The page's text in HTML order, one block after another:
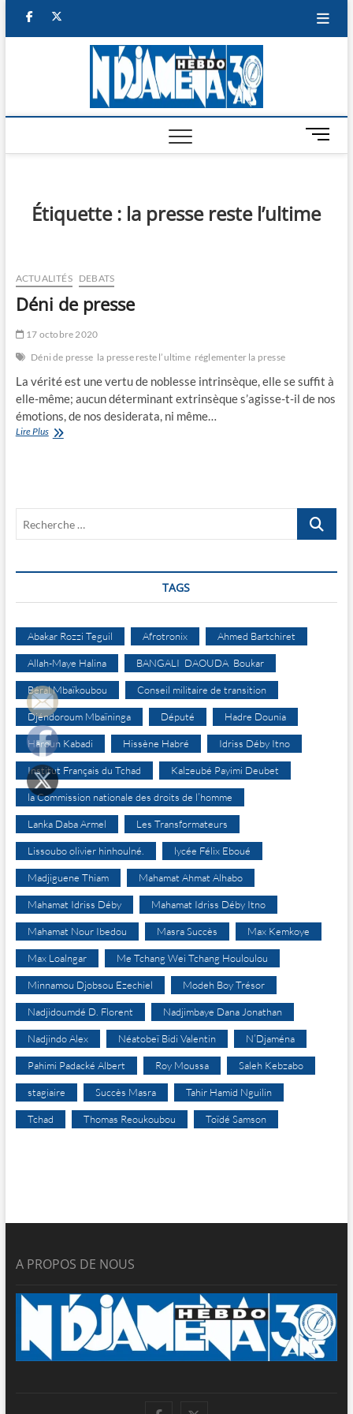
facebook
M
e
u
Étiquette : la presse reste l’ultime
ACTUALITÉS DEBATS
Déni de presse
17 octobre 2020
Déni de presse la presse reste l’ultime réglementer la presse
La vérité est une vertu de noblesse intrinsèque, elle se suffit à
elle-même; aucun déterminant extrinsèque s’agisse-t-il de nos
émotions, de nos desiderata, ni même…
Lire PlusDéni
Recherche
TAGS
Abakar Rozzi Teguil Afrotronix Ahmed Bartchiret
Allah-Maye Halina BANGALI DAOUDA Boukar
Béral Mbaïkoubou Conseil militaire de transition
Djéndoroum Mbaïninga Député Hadre Dounia
Haroun Kabadi Hissène Habré Idriss Déby Itno
Institut Français du Tchad Kalzeubé Payimi Deubet
la Commission nationale des droits de l’homme
Lanka Daba Armel Les Transformateurs
Lissoubo olivier hinhoulné. lycée Félix Eboué
Madjiguene Thiam Mahamat Ahmat Alhabo
Mahamat Idriss Déby Mahamat Idriss Déby Itno
Mahamat Nour Ibedou Masra Succès Max Kemkoye
Max Loalngar Me Tchang Wei Tchang Houloulou
Minnamou Djobsou Ezechiel Modeh Boy Trésor
Nadjidoumdé D. Florent Nadjimbaye Dana Jonathan
Nadjindo Alex Néatobeï Bidi Valentin N’Djaména
Pahimi Padacké Albert Roy Moussa Saleh Kebzabo
stagiaire Succès Masra Tahir Hamid Nguilin
Tchad Thomas Reoukoubou Toïdé Samson
A PROPOS DE NOUS